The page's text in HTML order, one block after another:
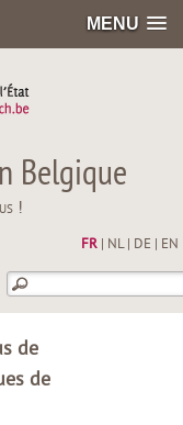
MENU
Belgique
!
FR| NL| DE EN
de
de